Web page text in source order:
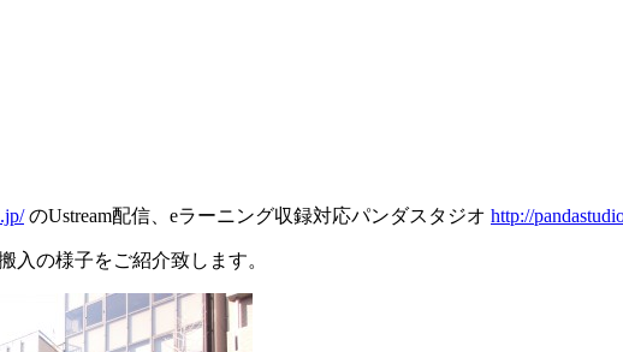
のUstream配信、eラーニング収録対応パンダスタジオ http://
入の様子をご紹介致します。